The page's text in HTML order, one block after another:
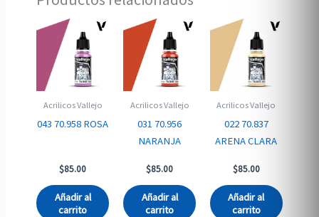
Acrilicos Vallejo
043 70.958 ROSA
$85.00
Añadir al
carrito
Acrilicos Vallejo
031 70.956
NARANJA
$85.00
Añadir al
carrito
Acrilicos Vallejo
022 70.837
ARENA CLARA
$85.00
Añadir al
carrito